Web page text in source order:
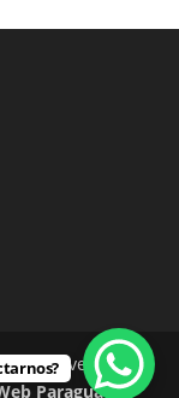
Silvero &
Paraguay